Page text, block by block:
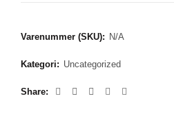
Varenummer (SKU): N/A
Kategori: Uncategorized
Share